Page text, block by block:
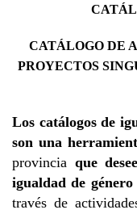
CATÁLOGO DE
PROYECTOS
Los catálogos de
son una
provincia que
igualdad de
través de